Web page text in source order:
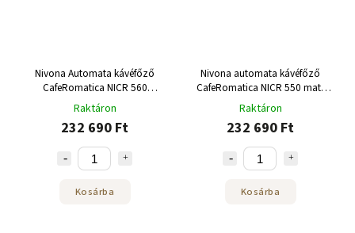
Nivona Automata kávéfőző
CafeRomatica NICR 560
White/Chrome
Raktáron
232 690 Ft
Kosárba
Nivona automata kávéfőző
CafeRomatica NICR 550 matt
fekete/króm
Raktáron
232 690 Ft
Kosárba